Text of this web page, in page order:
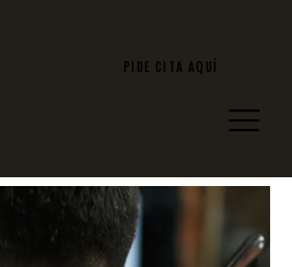
PIDE CITA AQUÍ